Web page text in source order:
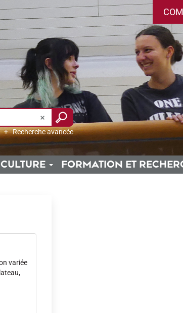
Recherche avancée
CULTURE FORMATION ET
variée